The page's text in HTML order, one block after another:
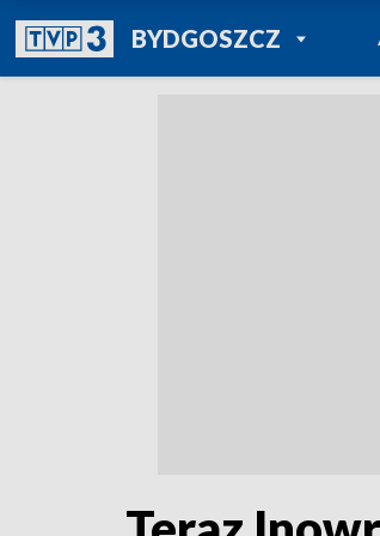
BYDGOSZCZPOWRÓT DO
TVP REGIONY